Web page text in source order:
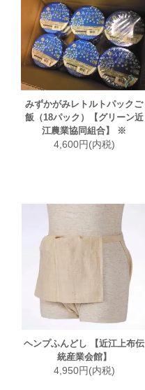
みずかがみレトルトパックご
飯（18パック）【グリーン近
江農業協同組合】 ※
4,600円(内税)
ヘンプふんどし 【近江上布伝
統産業会館】
4,950円(内税)